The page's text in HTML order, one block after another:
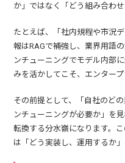
か」ではなく「どう組み合わ
たとえば、「社内規程や市況
報はRAGで補強し、業界用語
ンチューニングでモデル内部
みを活かしてこそ、エンター
その前提として、「自社のど
ンチューニングが必要か」を
転換する分水嶺になります。
は「どう実装し、運用するか